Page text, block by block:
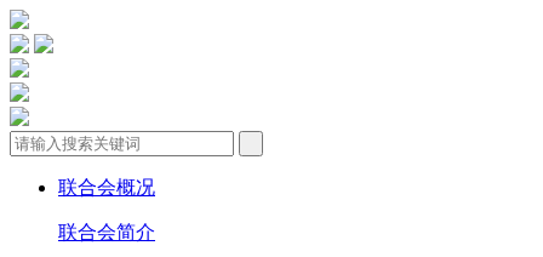
联合会概况
联合会简介